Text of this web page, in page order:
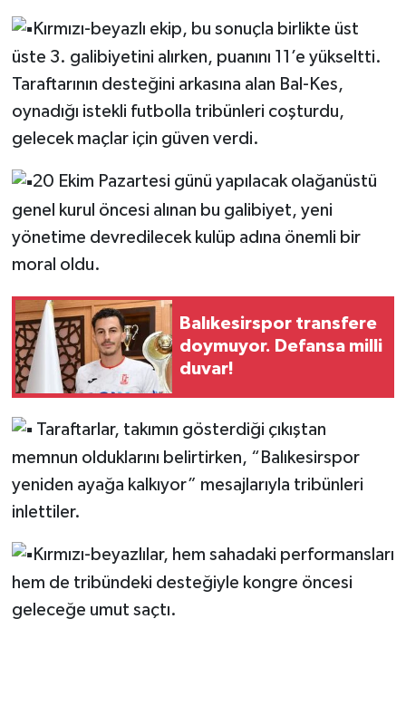
Kırmızı-beyazlı ekip, bu sonuçla birlikte üst
üste 3. galibiyetini alırken, puanını 11’e yükseltti.
Taraftarının desteğini arkasına alan Bal-Kes,
oynadığı istekli futbolla tribünleri coşturdu,
gelecek maçlar için güven verdi.
20 Ekim Pazartesi günü yapılacak olağanüstü
genel kurul öncesi alınan bu galibiyet, yeni
yönetime devredilecek kulüp adına önemli bir
moral oldu.
Balıkesirspor transfere
doymuyor. Defansa milli
duvar!
Taraftarlar, takımın gösterdiği çıkıştan
memnun olduklarını belirtirken, “Balıkesirspor
yeniden ayağa kalkıyor” mesajlarıyla tribünleri
inlettiler.
Kırmızı-beyazlılar, hem sahadaki performansları
hem de tribündeki desteğiyle kongre öncesi
geleceğe umut saçtı.